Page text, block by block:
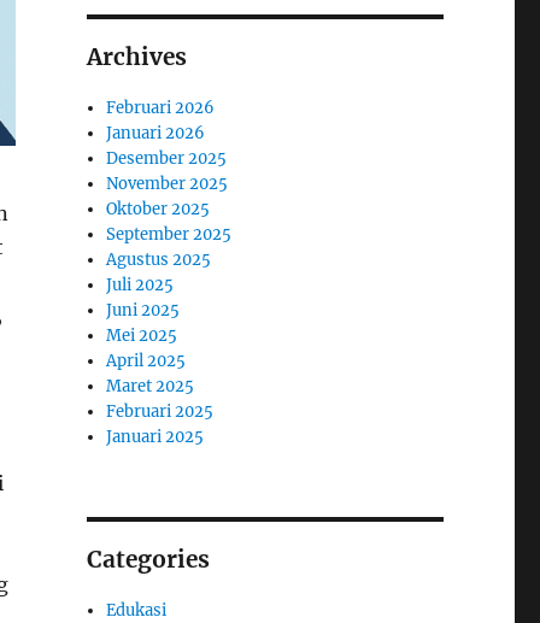
Archives
Februari 2026
Januari 2026
Desember 2025
November 2025
Oktober 2025
September 2025
Agustus 2025
Juli 2025
Juni 2025
Mei 2025
April 2025
Maret 2025
Februari 2025
Januari 2025
Categories
Edukasi